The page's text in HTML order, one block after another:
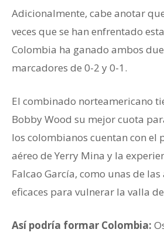
Adicionalmente, cabe anotar
veces que se han enfrentado
Colombia ha ganado ambos
marcadores de 0-2 y 0-1.
El combinado norteamericano
Bobby Wood su mejor cuota
los colombianos cuentan con el
aéreo de Yerry Mina y la
Falcao García, como unas de
eficaces para vulnerar la valla
Así podría formar Colombia: